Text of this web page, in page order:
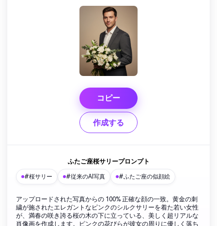
コピー
作成する
ふたご座桜サリープロンプト
#桜サリー #従来のAI写真 #ふたご座の似顔絵
アップロードされた写真からの 100% 正確な顔の一致。黄金の刺
繍が施されたエレガントなピンクのシルクサリーを着た若い女性
が、満春の咲き誇る桜の木の下に立っている、美しく超リアルな
肖像画を作成します。ピンクの花びらが彼女の周りに優しく落ち